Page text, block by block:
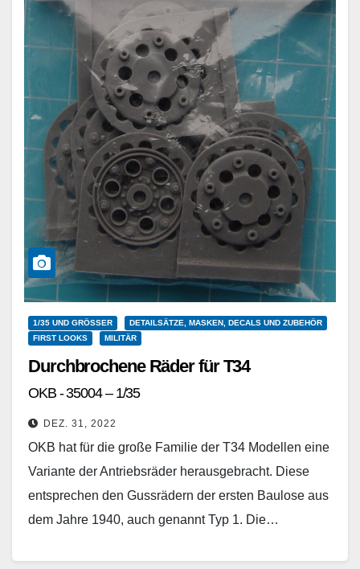
1/35 UND GRÖSSER
DETAILSÄTZE, MASKEN, DECALS UND ZUBEHÖR
FIRST LOOKS
MILITÄR
Durchbrochene Räder für T34
OKB - 35004 – 1/35
DEZ. 31, 2022
OKB hat für die große Familie der T34 Modellen eine
Variante der Antriebsräder herausgebracht. Diese
entsprechen den Gussrädern der ersten Baulose aus
dem Jahre 1940, auch genannt Typ 1. Die…